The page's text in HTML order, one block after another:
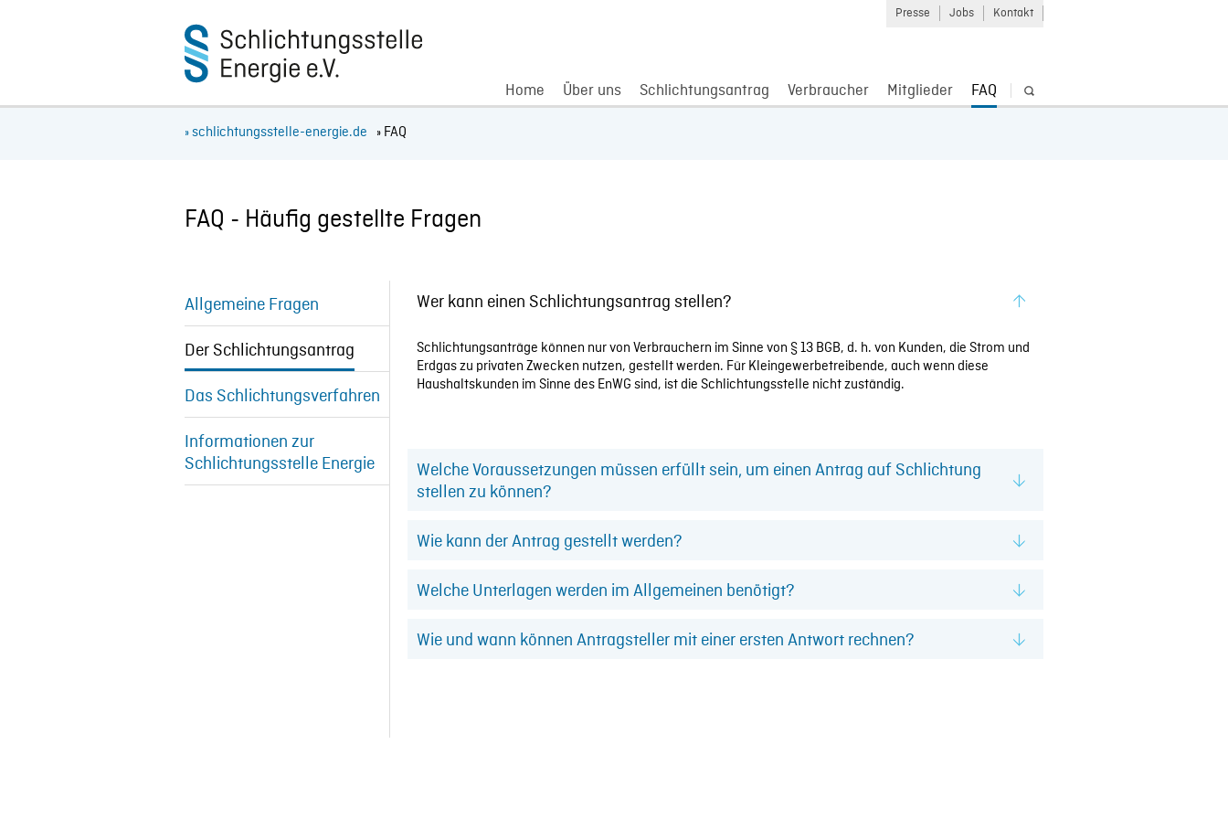
Presse Jobs Kontakt
Home Über uns Schlichtungsantrag Verbraucher Mitglieder FAQ
» schlichtungsstelle-energie.de » FAQ
FAQ - Häufig gestellte Fragen
Allgemeine Fragen
Der Schlichtungsantrag
Das Schlichtungsverfahren
Informationen zur
Schlichtungsstelle Energie
Wer kann einen Schlichtungsantrag stellen?
Schlichtungsanträge können nur von Verbrauchern im Sinne von § 13 BGB, d. h. von Kunden, die Strom und
Erdgas zu privaten Zwecken nutzen, gestellt werden. Für Kleingewerbetreibende, auch wenn diese
Haushaltskunden im Sinne des EnWG sind, ist die Schlichtungsstelle nicht zuständig.
Welche Voraussetzungen müssen erfüllt sein, um einen Antrag auf Schlichtung
stellen zu können?
Wie kann der Antrag gestellt werden?
Welche Unterlagen werden im Allgemeinen benötigt?
Wie und wann können Antragsteller mit einer ersten Antwort rechnen?